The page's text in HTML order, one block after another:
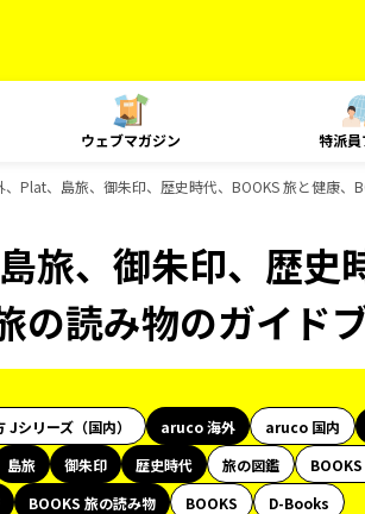
ウェブマガジン 特派
、Plat、島旅、御朱印、歴史時代、BOOKS 旅と健康、
旅、御朱印、歴史
の読み物のガイド
Jシリーズ（国内） aruco 海外 aruco 国内
島旅 御朱印 歴史時代 旅の図鑑
BOOKS 旅の読み物 BOOKS
D-Books